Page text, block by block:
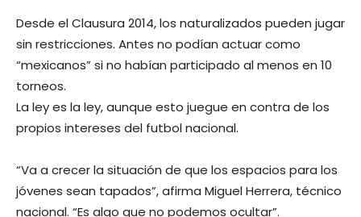
Desde el Clausura 2014, los naturalizados pueden jugar
sin restricciones. Antes no podían actuar como
“mexicanos” si no habían participado al menos en 10
torneos.
La ley es la ley, aunque esto juegue en contra de los
propios intereses del futbol nacional.
“Va a crecer la situación de que los espacios para los
jóvenes sean tapados”, afirma Miguel Herrera, técnico
nacional. “Es algo que no podemos ocultar”.